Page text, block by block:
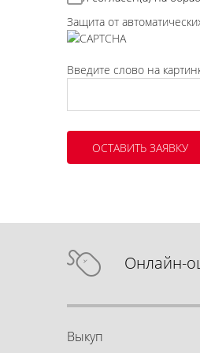
Защита от
Введите слово на
Онлайн-
Выкуп